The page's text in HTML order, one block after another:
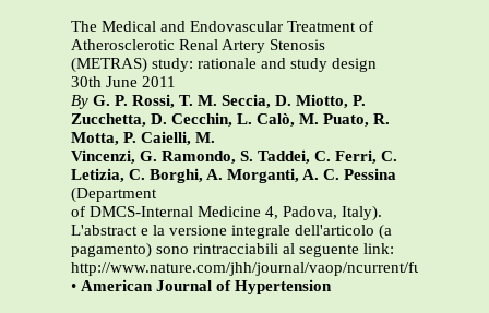
The Medical and Endovascular Treatment of
Atherosclerotic Renal Artery Stenosis
(METRAS) study: rationale and study design
30th June 2011
By G. P. Rossi, T. M. Seccia, D. Miotto, P.
Zucchetta, D. Cecchin, L. Calò, M. Puato, R.
Motta, P. Caielli, M.
Vincenzi, G. Ramondo, S. Taddei, C. Ferri, C.
Letizia, C. Borghi, A. Morganti, A. C. Pessina
(Department
of DMCS-Internal Medicine 4, Padova, Italy).
L'abstract e la versione integrale dell'articolo (a
pagamento) sono rintracciabili al seguente link:
http://www.nature.com/jhh/journal/vaop/ncurrent/full/
• American Journal of Hypertension